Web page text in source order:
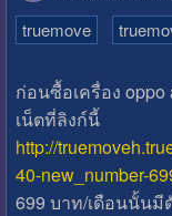
truemove
ก่อนซื้อเครื่อง
เน็ตที่ลิงก์นี้
http://
40-new_number-
699 บาท/เดือนนั้นมี